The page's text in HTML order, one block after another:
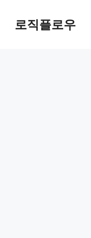
content로직플로우